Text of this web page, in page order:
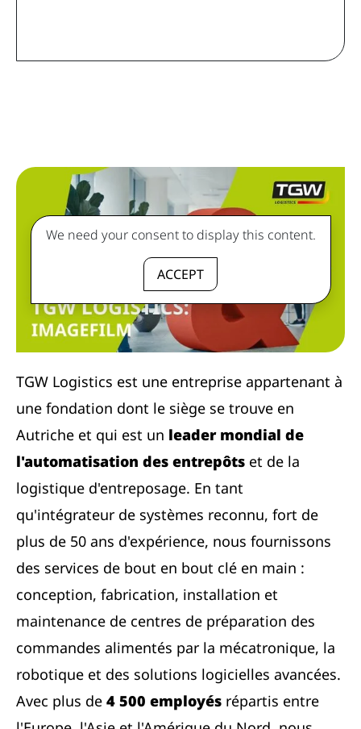
We need your consent to display this content.
ACCEPT
TGW Logistics est une entreprise appartenant à
une fondation dont le siège se trouve en
Autriche et qui est un leader mondial de
l'automatisation des entrepôts et de la
logistique d'entreposage. En tant
qu'intégrateur de systèmes reconnu, fort de
plus de 50 ans d'expérience, nous fournissons
des services de bout en bout clé en main :
conception, fabrication, installation et
maintenance de centres de préparation des
commandes alimentés par la mécatronique, la
robotique et des solutions logicielles avancées.
Avec plus de 4 500 employés répartis entre